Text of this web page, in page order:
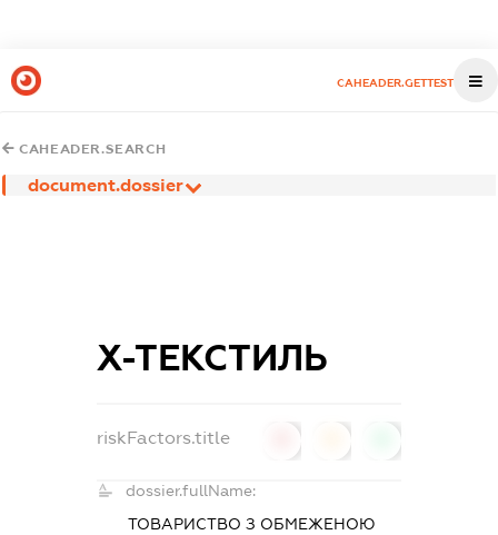
CAHEADER.GETTEST
CAHEADER.SEARCH
document.dossier
Х-ТЕКСТИЛЬ
riskFactors.title
dossier.fullName:
ТОВАРИСТВО З ОБМЕЖЕНОЮ